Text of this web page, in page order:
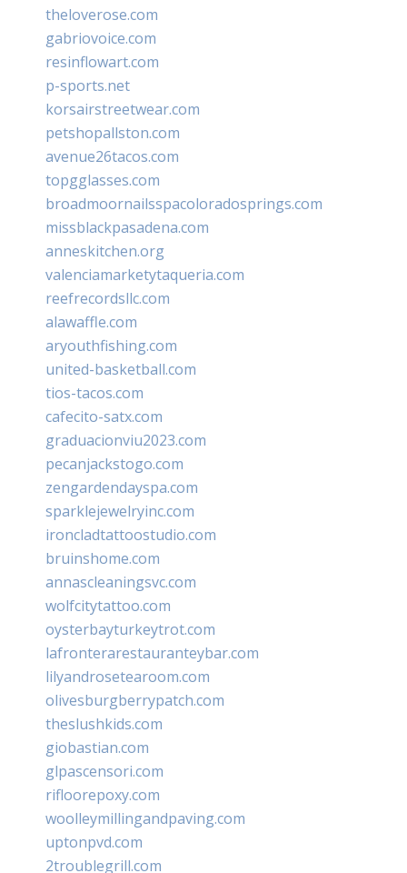
theloverose.com
gabriovoice.com
resinflowart.com
p-sports.net
korsairstreetwear.com
petshopallston.com
avenue26tacos.com
topgglasses.com
broadmoornailsspacoloradosprings.com
missblackpasadena.com
anneskitchen.org
valenciamarketytaqueria.com
reefrecordsllc.com
alawaffle.com
aryouthfishing.com
united-basketball.com
tios-tacos.com
cafecito-satx.com
graduacionviu2023.com
pecanjackstogo.com
zengardendayspa.com
sparklejewelryinc.com
ironcladtattoostudio.com
bruinshome.com
annascleaningsvc.com
wolfcitytattoo.com
oysterbayturkeytrot.com
lafronterarestauranteybar.com
lilyandrosetearoom.com
olivesburgberrypatch.com
theslushkids.com
giobastian.com
glpascensori.com
rifloorepoxy.com
woolleymillingandpaving.com
uptonpvd.com
2troublegrill.com